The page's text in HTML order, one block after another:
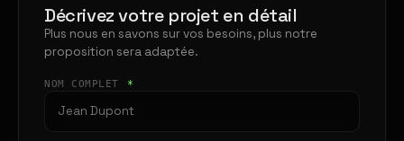
Décrivez votre projet en détail
Plus nous en savons sur vos besoins, plus notre
proposition sera adaptée.
NOM COMPLET *